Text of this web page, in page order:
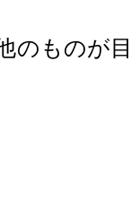
のものが